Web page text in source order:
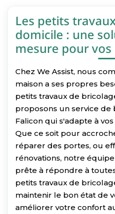
Les petits
domicile : une
mesure pour vos
Chez We Assist, nous
maison a ses propres
petits travaux de
proposons un service de
Falicon qui s'adapte à
Que ce soit pour
réparer des portes, ou
rénovations, notre
prête à répondre à
petits travaux de
maintenir le bon état de
améliorer votre confort